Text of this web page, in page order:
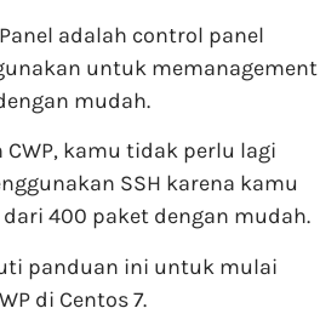
adalah control panel
untuk memanagement
mudah.
kamu tidak perlu lagi
SSH karena kamu
400 paket dengan mudah.
panduan ini untuk mulai
di Centos 7.